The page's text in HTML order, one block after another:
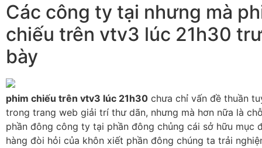
Các công ty tại nhưng mà
chiếu trên vtv3 lúc 21h30
bày
phim chiếu trên vtv3 lúc 21h30 chưa chỉ vấn đề thuần
trong trang web giải trí thư dãn, nhưng mà hơn nữa là
phần đông công ty tại phần đông chủng cái sở hữu mục
hàng đòi hỏi của khôn xiết phần đông chúng ta trải